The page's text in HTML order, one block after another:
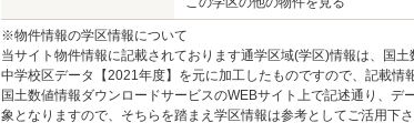
※物件情報の学区情報について
当サイト物件情報に記載されております通学区域(学区)情報は、国
中学校区データ【2021年度】を元に加工したものですので、記載情
国土数値情報ダウンロードサービスのWEBサイト上で記述通り、
象となりますので、そちらを踏まえ学区情報は参考としてご活用下さ